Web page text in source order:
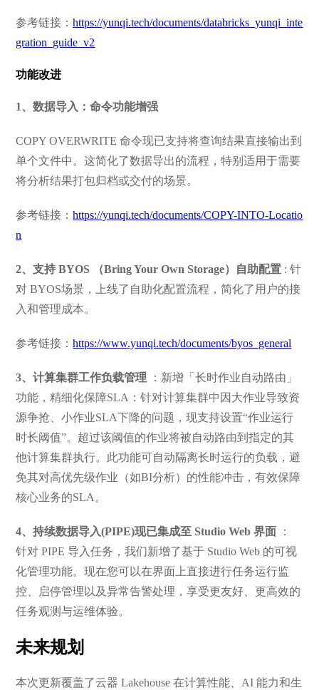
参考链接：https://yunqi.tech/documents/databricks_yunqi_inte
gration_guide_v2
功能改进
1、数据导入：命令功能增强
COPY OVERWRITE 命令现已支持将查询结果直接输出到
单个文件中。这简化了数据导出的流程，特别适用于需要
将分析结果打包归档或交付的场景。
参考链接：https://yunqi.tech/documents/COPY-INTO-Locatio
n
2、支持 BYOS （Bring Your Own Storage）自助配置 : 针
对 BYOS场景，上线了自助化配置流程，简化了用户的接
入和管理成本。
参考链接：https://www.yunqi.tech/documents/byos_general
3、计算集群工作负载管理 ：新增「长时作业自动路由」
功能，精细化保障SLA：针对计算集群中因大作业导致资
源争抢、小作业SLA下降的问题，现支持设置“作业运行
时长阈值”。超过该阈值的作业将被自动路由到指定的其
他计算集群执行。此功能可自动隔离长时运行的负载，避
免其对高优先级作业（如BI分析）的性能冲击，有效保障
核心业务的SLA。
4、持续数据导入(PIPE)现已集成至 Studio Web 界面 ：
针对 PIPE 导入任务，我们新增了基于 Studio Web 的可视
化管理功能。现在您可以在界面上直接进行任务运行监
控、启停管理以及异常告警处理，享受更友好、更高效的
任务观测与运维体验。
未来规划
本次更新覆盖了云器 Lakehouse 在计算性能、AI 能力和生